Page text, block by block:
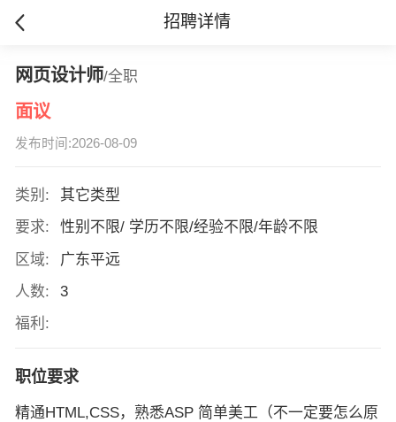
招聘详情
网页设计师/全职
面议
发布时间:2026-08-09
类别:
其它类型
要求:
性别不限/ 学历不限/经验不限/年龄不限
区域:
广东平远
人数:
3
福利:
职位要求
精通HTML,CSS，熟悉ASP 简单美工（不一定要怎么原